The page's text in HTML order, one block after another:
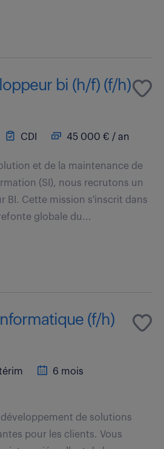
bi (h/f) (f/h)
CDI 45 000 € / an
et de la maintenance de
(SI), nous recrutons un
BI. Cette mission s'inscrit dans
globale du...
(f/h)
6 mois
de solutions
pour les clients. Vous